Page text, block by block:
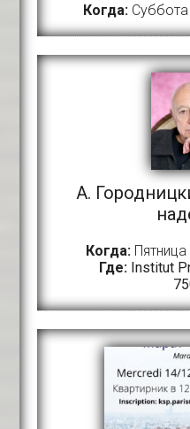
Когда:
A.
Когда:Пятница
Где: Institut